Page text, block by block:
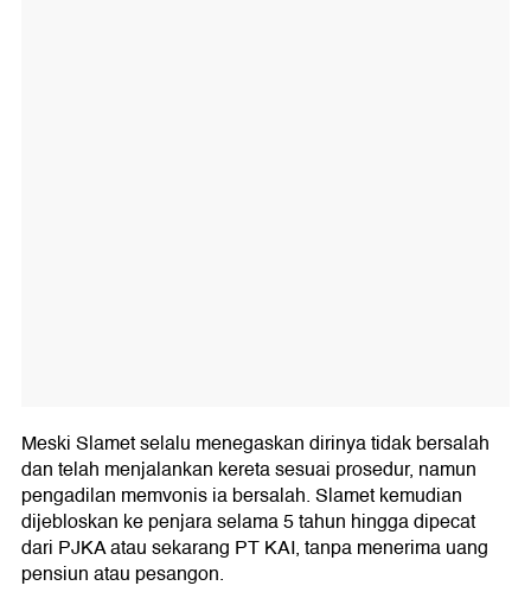
Meski Slamet selalu menegaskan dirinya tidak bersalah
dan telah menjalankan kereta sesuai prosedur, namun
pengadilan memvonis ia bersalah. Slamet kemudian
dijebloskan ke penjara selama 5 tahun hingga dipecat
dari PJKA atau sekarang PT KAI, tanpa menerima uang
pensiun atau pesangon.